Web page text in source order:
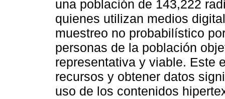
una población de 143,222
quienes utilizan medios
muestreo no probabilístico
personas de la población
representativa y viable. Este
recursos y obtener datos
uso de los contenidos